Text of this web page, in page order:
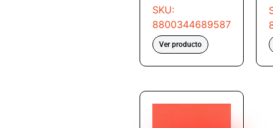
SKU:
8800344689587
Ver producto